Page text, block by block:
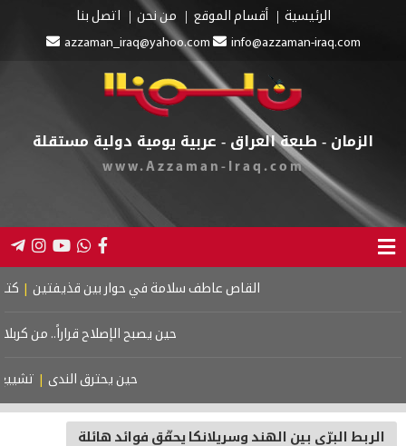
الرئيسية أقسام الموقع من نحن
اتصل بنا
azzaman_iraq@yahoo.com
info@azzaman-iraq.com
الزمان - طبعة العراق - عربية يومية دولية مستقلة
www.Azzaman-Iraq.com
القاص عاطف سلامة في حوار بين قذيفتين | كتاب
حين يصبح الإصلاح قراراً.. من كربلاء
حين يحترق الندى | تشييع
الربط البرّي بين الهند وسريلانكا يحقّق فوائد هائلة